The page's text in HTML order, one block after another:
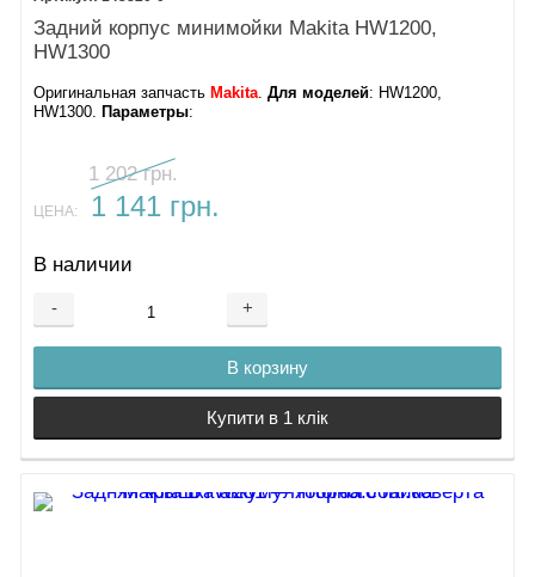
Задний корпус минимойки Makita HW1200,
HW1300
Оригинальная запчасть Makita.Для моделей: HW1200,
HW1300. Параметры:
1 202 грн.
ЦЕНА: 1 141 грн.
В наличии
- +
В корзину
Купити в 1 клік